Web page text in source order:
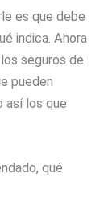
es que debe
indica. Ahora
seguros de
pueden
así los que
qué